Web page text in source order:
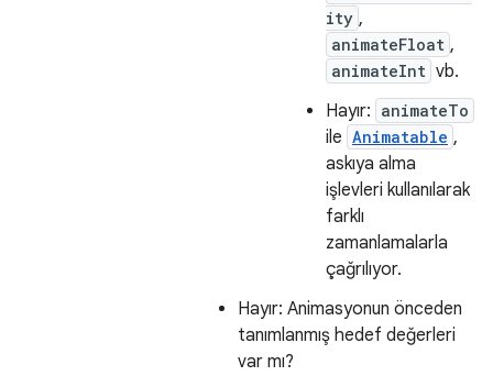
ity ,
animateFloat ,
animateInt vb.
Hayır: animateTo
ile Animatable ,
askıya alma
işlevleri kullanılarak
farklı
zamanlamalarla
çağrılıyor.
Hayır: Animasyonun önceden
tanımlanmış hedef değerleri
var mı?